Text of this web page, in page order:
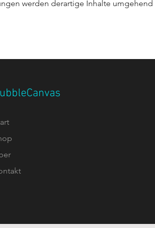
werden derartige Inhalte